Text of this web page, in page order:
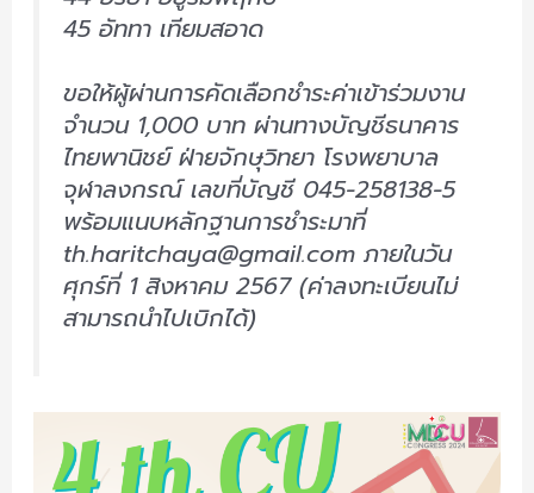
45 อัททา เทียมสอาด
ขอให้ผู้ผ่านการคัดเลือกชำระค่าเข้าร่วมงาน
จำนวน 1,000 บาท ผ่านทางบัญชีธนาคาร
ไทยพานิชย์ ฝ่ายจักษุวิทยา โรงพยาบาล
จุฬาลงกรณ์ เลขที่บัญชี 045-258138-5
พร้อมแนบหลักฐานการชำระมาที่
th.haritchaya@gmail.com ภายในวัน
ศุกร์ที่ 1 สิงหาคม 2567 (ค่าลงทะเบียนไม่
สามารถนำไปเบิกได้)